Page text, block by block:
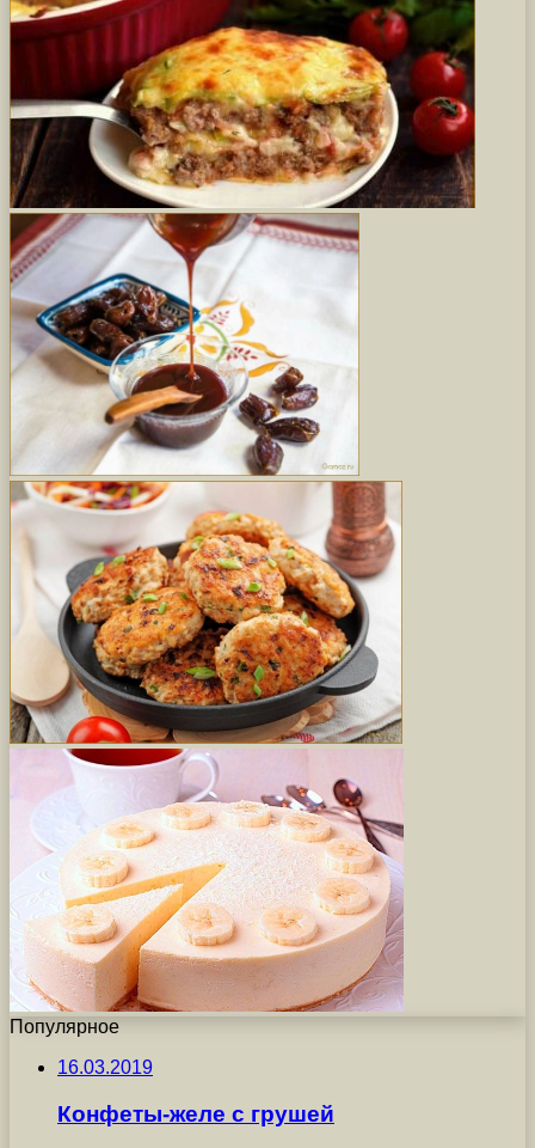
Популярное
16.03.2019
Конфеты-желе с грушей